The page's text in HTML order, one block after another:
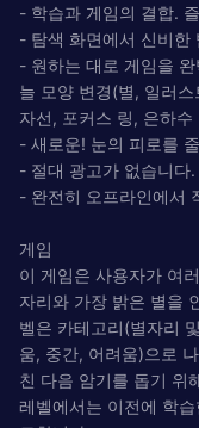
- 학습과 게임의 결합.
- 탐색 화면에서 신비한
- 원하는 대로 게임을
늘 모양 변경(별, 일러
자선, 포커스 링, 은하수
- 새로운! 눈의 피로를
- 절대 광고가 없습니다.
- 완전히 오프라인에서
게임
이 게임은 사용자가 여
자리와 가장 밝은 별을
벨은 카테고리(별자리
움, 중간, 어려움)으로
친 다음 암기를 돕기 위
레벨에서는 이전에 학